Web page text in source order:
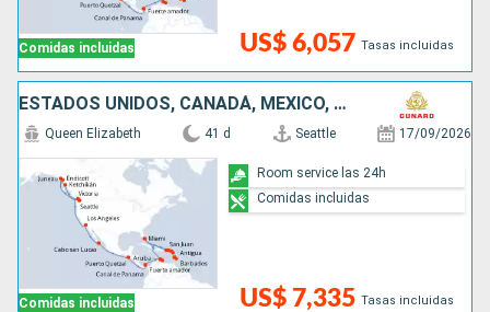
Comidas incluidas US$ 6,057 Tasas incluidas
ESTADOS UNIDOS, CANADÁ, MÉXICO, GUATEMALA, PANAMÁ, ARUBA, PUERTO RICO, ANTIGUA Y BARBUDA, SANTA LUCIA, BARBADOS, SAN MARTÍN
Comidas incluidas
Queen Elizabeth 41 d Seattle 17/09/2026
US$ 7,335 Tasas incluidas
Room service las 24h
Comidas incluidas